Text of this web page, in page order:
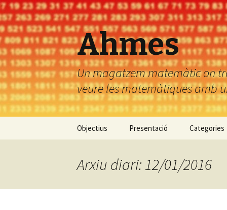
Ahmes
Un magatzem matemàtic on
veure les matemàtiques amb
Vés
Objectius Presentació Categories
Arxiu diari: 12/01/2016